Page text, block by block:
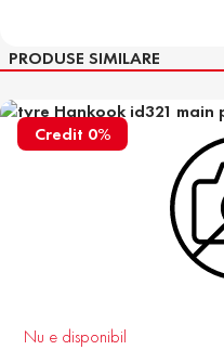
PRODUSE SIMILARE
Credit 0%
Nu e disponibil